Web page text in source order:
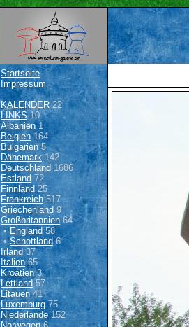
Startseite
Impressum
KALENDER22
LINKS10
Albanien1
Belgien164
Bulgarien 5
Dänemark142
Deutschland 1686
Estland 72
Finnland 25
Frankreich517
Griechenland9
Großbritannien64
• England58
•Schottland6
Irland 37
Italien65
Kroatien3
Lettland57
Litauen41
Luxemburg75
Niederlande152